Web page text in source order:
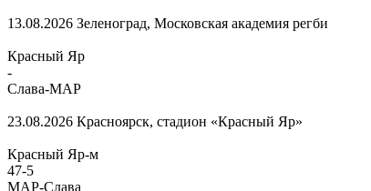
13.08.2026 Зеленоград, Московская академия регби
Красный Яр
-
Слава-МАР
23.08.2026 Красноярск, стадион «Красный Яр»
Красный Яр-м
47-5
МАР-Слава